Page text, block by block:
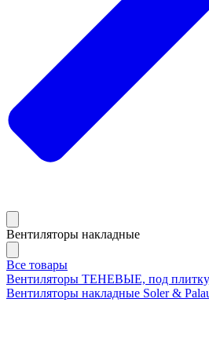
Вентиляторы накладные
Все товары
Вентиляторы ТЕНЕВЫЕ, под
Вентиляторы накладные Soler &